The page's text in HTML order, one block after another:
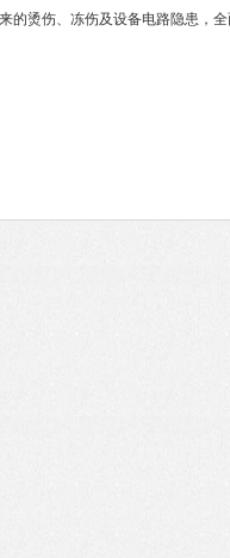
的烫伤、冻伤及设备电路隐患，